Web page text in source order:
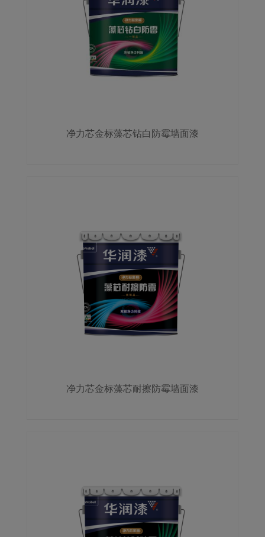
净力芯金标藻芯钻白防霉墙面漆
净力芯金标藻芯耐擦防霉墙面漆